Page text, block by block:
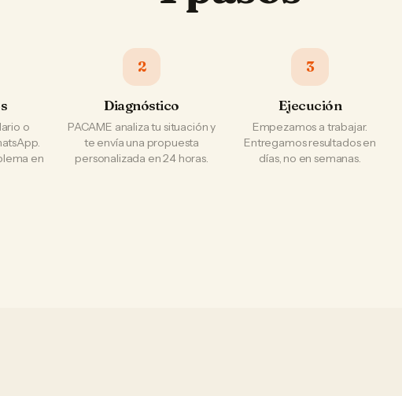
o
en
2
Diagnóstico
PACAME analiza tu situación y
te envía una propuesta
personalizada en 24 horas.
3
Ejecución
Empezamos a trabajar.
Entregamos resultados en
días, no en semanas.